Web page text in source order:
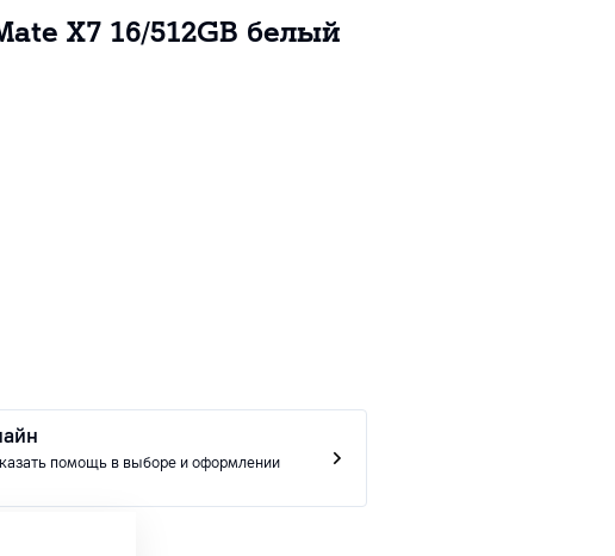
X7 16/512GB белый
помощь в выборе и оформлении